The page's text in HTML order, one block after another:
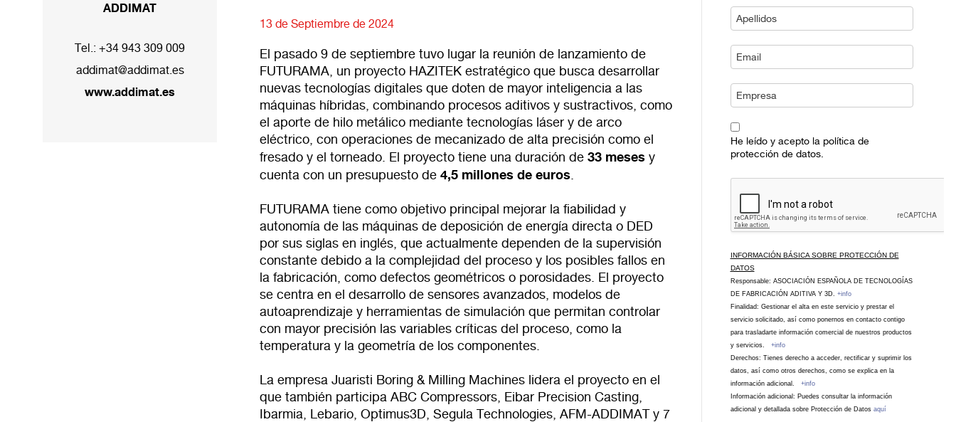
13 de Septiembre de 2024
El pasado 9 de septiembre tuvo lugar la reunión de lanzamiento de
FUTURAMA, un proyecto HAZITEK estratégico que busca desarrollar
nuevas tecnologías digitales que doten de mayor inteligencia a las
máquinas híbridas, combinando procesos aditivos y sustractivos, como
el aporte de hilo metálico mediante tecnologías láser y de arco
eléctrico, con operaciones de mecanizado de alta precisión como el
fresado y el torneado. El proyecto tiene una duración de33 meses y
cuenta con un presupuesto de4,5 millones de euros
FUTURAMA tiene como objetivo principal mejorar la fiabilidad y
autonomía de las máquinas de deposición de energía directa o DED
por sus siglas en inglés, que actualmente dependen de la supervisión
constante debido a la complejidad del proceso y los posibles fallos en
la fabricación, como defectos geométricos o porosidades. El proyecto
se centra en el desarrollo de sensores avanzados, modelos de
autoaprendizaje y herramientas de simulación que permitan controlar
con mayor precisión las variables críticas del proceso, como la
temperatura y la geometría de los componentes.
La empresa Juaristi Boring & Milling Machines lidera el proyecto en el
que también participa ABC Compressors, Eibar Precision Casting,
Ibarmia, Lebario, Optimus3D, Segula Technologies, AFM-ADDIMAT y 7
ADDIMAT
Tel.:+34 943 309 009
addimat@addimat.es
www.addimat.es
He leído y acepto la política de
protección de datos.
INFORMACIÓN BÁSICA SOBRE PROTECCIÓN DE
DATOS
Responsable: ASOCIACIÓN ESPAÑOLA DE TECNOLOGÍAS
DE FABRICACIÓN ADITIVA Y 3D. +info
Finalidad: Gestionar el alta en este servicio y prestar el
servicio solicitado, así como ponernos en contacto contigo
para trasladarte información comercial de nuestros productos
y servicios. +info
Derechos: Tienes derecho a acceder, rectificar y suprimir los
datos, así como otros derechos, como se explica en la
información adicional. +info
Información adicional: Puedes consultar la información
adicional y detallada sobre Protección de Datos aquí